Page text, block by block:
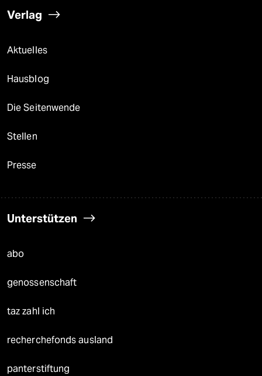
Verlag
Aktuelles
Hausblog
Die Seitenwende
Stellen
Presse
Unterstützen
abo
genossenschaft
taz zahl ich
recherchefonds ausland
panterstiftung